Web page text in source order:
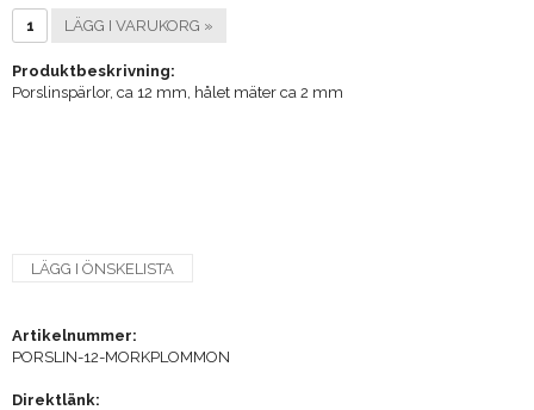
LÄGG I VARUKORG »
Produktbeskrivning:
Porslinspärlor, ca 12 mm, hålet mäter ca 2 mm
LÄGG I ÖNSKELISTA
Artikelnummer:
PORSLIN-12-MORKPLOMMON
Direktlänk: